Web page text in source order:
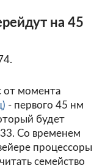
на 45
от момента
- первого 45 нм
будет
Со временем
процессоры
семейство